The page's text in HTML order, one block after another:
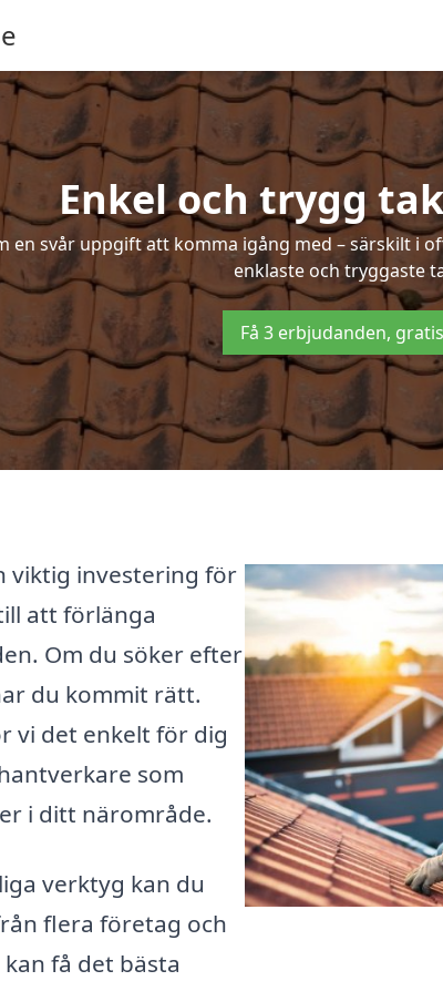
Enkel och trygg
en svår uppgift att komma igång med – särskilt
enklaste och tryggaste
Få 3 erbjudanden,
viktig investering för
att förlänga
Om du söker efter
du kommit rätt.
vi det enkelt för dig
som
i ditt närområde.
verktyg kan du
flera företag och
få det bästa